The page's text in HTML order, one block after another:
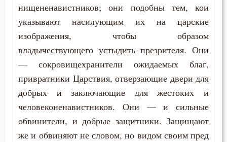
Бог
Богатство
Богопознание
Богослужение
Богоугождение
Иоанн Златоуст
Иоанн Кронштадтский
Исаак Сирин Ниневийский
Исидор Пелусиот
Лев Оптинский (Наголкин)
нищененавистников; они подобны тем, кои
указывают насилующим их на царские
изображения, чтобы образом
владычествующего устыдить презрителя. Они
— сокровищехранители ожидаемых благ,
привратники Царствия, отверзающие двери для
добрых и заключающие для жестоких и
человеконенавистников. Они — и сильные
обвинители, и добрые защитники. Защищают
же и обвиняют не словом, но видом своим пред